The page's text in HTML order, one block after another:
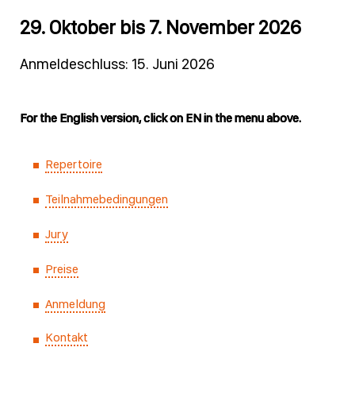
29. Oktober bis 7. November 2026
Anmeldeschluss: 15. Juni 2026
For the English version, click on EN in the menu above.
Repertoire
Teilnahmebedingungen
Jury
Preise
Anmeldung
Kontakt